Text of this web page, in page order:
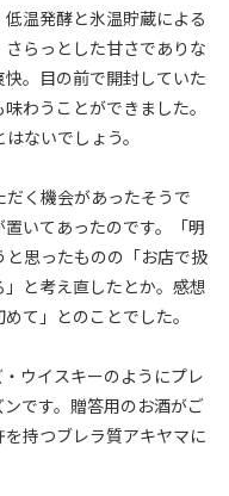
低温発酵と氷温貯蔵による
らっとした甘さでありな
。目の前で開封していた
わうことができました。
ないでしょう。
く機会があったそうで
いてあったのです。「明
思ったものの「お店で扱
と考え直したとか。感想
て」とのことでした。
ウイスキーのようにプレ
です。贈答用のお酒がご
持つブレラ質アキヤマに